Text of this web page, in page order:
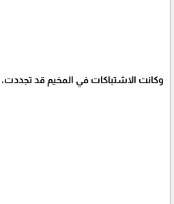
وكانت الاشتباكات في المخيم قد